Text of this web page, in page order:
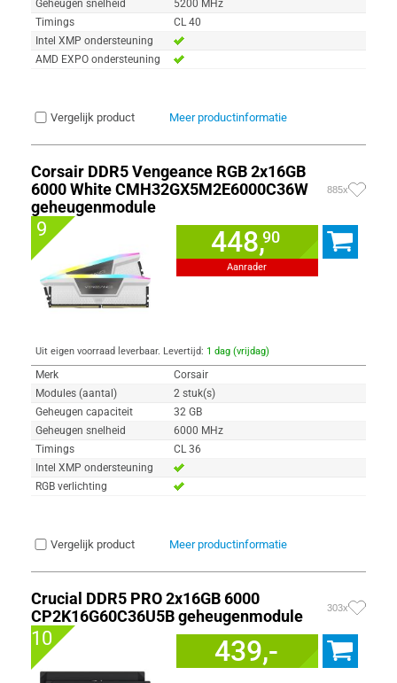
Geheugen snelheid
5200 MHz
Timings
CL 40
Intel XMP ondersteuning
AMD EXPO ondersteuning
Vergelijk product Meer productinformatie
Corsair DDR5 Vengeance RGB 2x16GB
6000 White CMH32GX5M2E6000C36W
geheugenmodule
885x
9 448,90
Aanrader
Uit eigen voorraad leverbaar. Levertijd: 1 dag (vrijdag)
Merk
Corsair
Modules (aantal)
2 stuk(s)
Geheugen capaciteit
32 GB
Geheugen snelheid
6000 MHz
Timings
CL 36
Intel XMP ondersteuning
RGB verlichting
Vergelijk product Meer productinformatie
Crucial DDR5 PRO 2x16GB 6000
CP2K16G60C36U5B geheugenmodule
303x
10 439,-